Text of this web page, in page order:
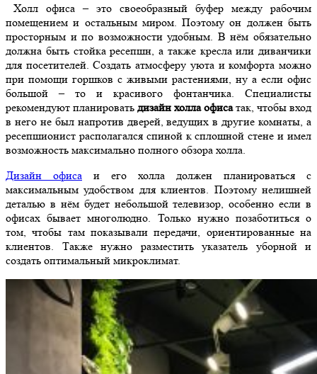
Холл офиса – это своеобразный буфер между рабочим
помещением и остальным миром. Поэтому он должен быть
просторным и по возможности удобным. В нём обязательно
должна быть стойка ресепшн, а также кресла или диванчики
для посетителей. Создать атмосферу уюта и комфорта можно
при помощи горшков с живыми растениями, ну а если офис
большой – то и красивого фонтанчика. Специалисты
рекомендуют планировать дизайн холла офисатак, чтобы вход
в него не был напротив дверей, ведущих в другие комнаты, а
ресепшионист располагался спиной к сплошной стене и имел
возможность максимально полного обзора холла.
Дизайн офиса и его холла должен планироваться с
максимальным удобством для клиентов. Поэтому нелишней
деталью в нём будет небольшой телевизор, особенно если в
офисах бывает многолюдно. Только нужно позаботиться о
том, чтобы там показывали передачи, ориентированные на
клиентов. Также нужно разместить указатель уборной и
создать оптимальный микроклимат.